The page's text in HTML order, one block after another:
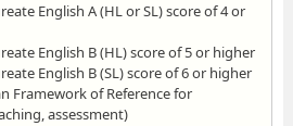
English A (HL or SL) score of 4 or
English B (HL) score of 5 or higher
English B (SL) score of 6 or higher
Framework of Reference for
assessment)